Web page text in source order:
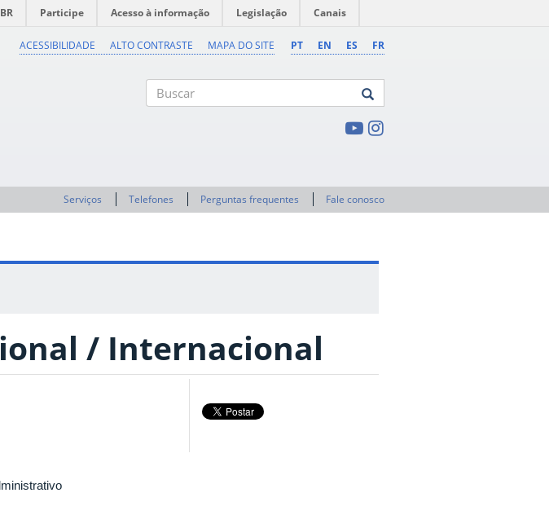
Participe Acesso à informação Legislação Canais
PT EN ES FR
ACESSIBILIDADE ALTO CONTRASTE MAPA DO SITE
Serviços Telefones Perguntas frequentes Fale conosco
/ Internacional